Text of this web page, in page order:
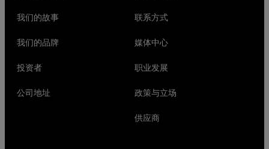
我们的故事
我们的品牌
投资者
公司地址
联系方式
媒体中心
职业发展
政策与立场
供应商